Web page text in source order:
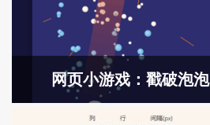
网页小游戏：戳破泡泡